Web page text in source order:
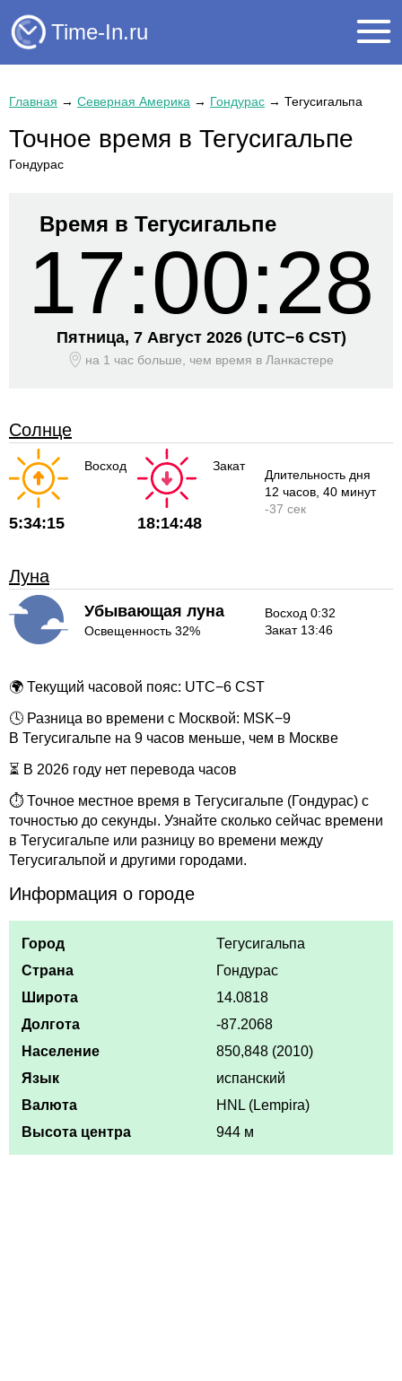
Time-In.ru
Главная → Северная Америка → Гондурас → Тегусигальпа
Точное время в Тегусигальпе
Гондурас
Время в Тегусигальпе
17:00:28
Пятница, 7 Август 2026 (UTC−6 CST)
на 1 час больше, чем время в Ланкастере
Солнце
Восход
5:34:15
Закат
18:14:48
Длительность дня
12 часов , 40 минут
-37 сек
Луна
Убывающая луна
Освещенность 32%
Восход 0:32
Закат 13:46
🌍 Текущий часовой пояс: UTC−6 CST
🕓 Разница во времени с Москвой: MSK−9
В Тегусигальпе на 9 часов меньше, чем в Москве
⏳ В 2026 году нет перевода часов
⏱ Точное местное время в Тегусигальпе (Гондурас) с
точностью до секунды. Узнайте сколько сейчас времени
в Тегусигальпе или разницу во времени между
Тегусигальпой и другими городами.
Информация о городе
Город
Тегусигальпа
Страна
Гондурас
Широта
14.0818
Долгота
-87.2068
Население
850,848 (2010)
Язык
испанский
Валюта
HNL (Lempira)
Высота центра
944 м